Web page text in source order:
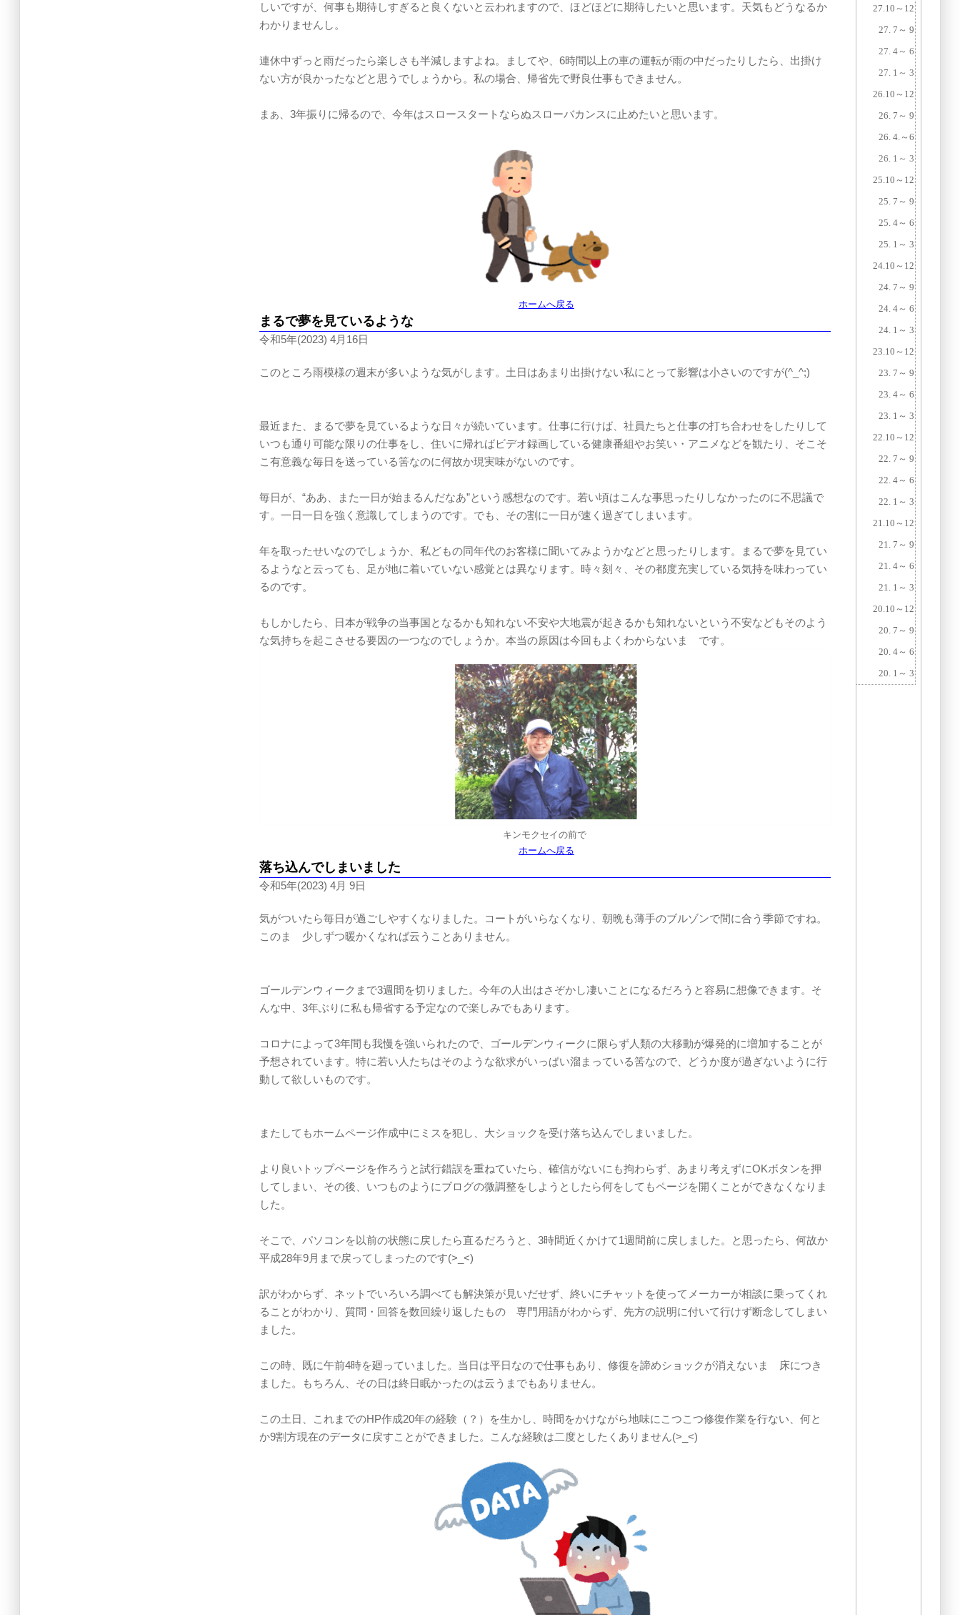
27.10 ～ 12
27. 7～ 9
27. 4～ 6
27. 1～ 3
26.10～12
26. 7～ 9
26. 4.～6
26. 1～ 3
25.10～12
25. 7～ 9
25. 4～ 6
25. 1～ 3
24.10～12
24. 7～ 9
24. 4～ 6
24. 1～ 3
23.10～12
23. 7～ 9
23. 4～ 6
23. 1～ 3
22.10～12
22. 7～ 9
22. 4～ 6
22. 1～ 3
21.10～12
21. 7～ 9
21. 4～ 6
21. 1～ 3
20.10～12
20. 7～ 9
20. 4～ 6
20. 1～ 3
しいですが、何事も期待しすぎると良くないと云われますので、ほどほどに期待したいと思います。天気もどうなるか
わかりませんし。
連休中ずっと雨だったら楽しさも半減しますよね。ましてや、6時間以上の車の運転が雨の中だったりしたら、出掛け
ない方が良かったなどと思うでしょうから。私の場合、帰省先で野良仕事もできません。
ま あ 、3年振りに帰るので、今年はスロースタートならぬスローバカンスに止めたいと思います。
ホームへ戻る
まるで夢を見ているような
令和5年(2023) 4月16日
このところ雨模様の週末が多いような気がします。土日はあまり出掛けない私にとって影響は小さいのですが(^_^;)
最近また、まるで夢を見ているような日々が続いています。仕事に行けば、社員たちと仕事の打ち合わせをしたりして
いつも通り可能な限りの仕事をし、住いに帰ればビデオ録画している健康番組やお笑い・アニメなどを観たり、そこそ
こ有意義な毎日を送っている筈なのに何故か現実味がないのです。
毎日が、“ああ、また一日が始まるんだなあ”という感想なのです。若い頃はこんな事思ったりしなかったのに不思議で
す。一日一日を強く意識してしまうのです。でも、その割に一日が速く過ぎてしまいます。
年を取ったせいなのでしょうか、私どもの同年代のお客様に聞いてみようかなどと思ったりします。まるで夢を見てい
るようなと云っても、足が地に着いていない感覚とは異なります。時々刻々、その都度充実している気持を味わってい
るのです。
もしかしたら、日本が戦争の当事国となるかも知れない不安や大地震が起きるかも知れないという不安などもそのよう
な気持ちを起こさせる要因の一つなのでしょうか。本当の原因は今回もよくわからないまゝです。
キンモクセイの前で
ホームへ戻る
落ち込んでしまいました
令和5年(2023) 4月 9日
気がついたら毎日が過ごしやすくなりました。コートがいらなくなり、朝晩も薄手のブルゾンで間に合う季節ですね。
このまゝ少しずつ暖かくなれば云うことありません。
ゴールデンウィークまで3週間を切りました。今年の人出はさぞかし凄いことになるだろうと容易に想像できます。そ
んな中、3年ぶりに私も帰省する予定なので楽しみでもあります。
コロナによって3年間も我慢を強いられたので、ゴールデンウィークに限らず人類の大移動が爆発的に増加することが
予想されています。特に若い人たちはそのような欲求がいっぱい溜まっている筈なので、どうか度が過ぎないように行
動して欲しいものです。
またしてもホームページ作成中にミスを犯し、大ショックを受け落ち込んでしまいました。
より良いトップページを作ろうと試行錯誤を重ねていたら、確信がないにも拘わらず、あまり考えずにOKボタンを押
してしまい、その後、いつものようにブログの微調整をしようとしたら何をしてもページを開くことができなくなりま
した。
そこで、パソコンを以前の状態に戻したら直るだろうと、3時間近くかけて1週間前に戻しました。と思ったら、何故か
平成28年9月まで戻ってしまったのです(>_<)
訳がわからず、ネットでいろいろ調べても解決策が見いだせず、終いにチャットを使ってメーカーが相談に乗ってくれ
ることがわかり、質問・回答を数回繰り返したものゝ専門用語がわからず、先方の説明に付いて行けず断念してしまい
ました。
この時、既に午前4時を廻っていました。当日は平日なので仕事もあり、修復を諦めショックが消えないまゝ床につき
ました。もちろん、その日は終日眠かったのは云うまでもありません。
この土日、これまでのHP作成20年の経験（？）を生かし、時間をかけながら地味にこつこつ修復作業を行ない、何と
か9割方現在のデータに戻すことができました。こんな経験は二度としたくありません(>_<)